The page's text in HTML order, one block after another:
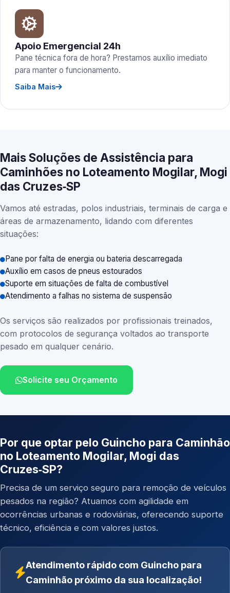
Apoio Emergencial 24h
Pane técnica fora de hora? Prestamos auxílio imediato
para manter o funcionamento.
Saiba Mais
Mais Soluções de Assistência para
Caminhões no Loteamento Mogilar, Mogi
das Cruzes‑SP
Vamos até estradas, polos industriais, terminais de carga e
áreas de armazenamento, lidando com diferentes
situações:
Pane por falta de energia ou bateria descarregada
Auxílio em casos de pneus estourados
Suporte em situações de falta de combustível
Atendimento a falhas no sistema de suspensão
Os serviços são realizados por profissionais treinados,
com protocolos de segurança voltados ao transporte
pesado em qualquer cenário.
Solicite seu Orçamento
Por que optar pelo Guincho para Caminhão
no Loteamento Mogilar, Mogi das
Cruzes‑SP?
Precisa de um serviço seguro para remoção de veículos
pesados na região? Atuamos com agilidade em
ocorrências urbanas e rodoviárias, oferecendo suporte
técnico, eficiência e com valores justos.
Atendimento rápido com Guincho para
Caminhão próximo da sua localização!